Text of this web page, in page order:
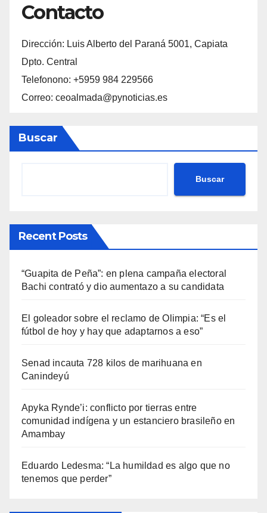
Contacto
Dirección: Luis Alberto del Paraná 5001, Capiata
Dpto. Central
Telefonono: +5959 984 229566
Correo: ceoalmada@pynoticias.es
Buscar
Buscar
Recent Posts
“Guapita de Peña”: en plena campaña electoral
Bachi contrató y dio aumentazo a su candidata
El goleador sobre el reclamo de Olimpia: “Es el
fútbol de hoy y hay que adaptarnos a eso”
Senad incauta 728 kilos de marihuana en
Canindeyú
Apyka Rynde’i: conflicto por tierras entre
comunidad indígena y un estanciero brasileño en
Amambay
Eduardo Ledesma: “La humildad es algo que no
tenemos que perder”